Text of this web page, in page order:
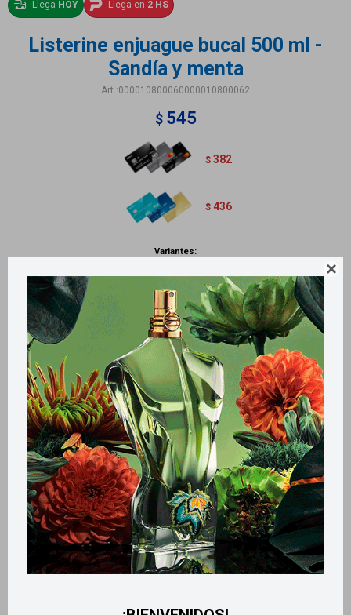

Llega HOY Llega en 2 HS
Listerine enjuague bucal 500 ml -
Sandía y menta
000010800060000010800062
$ 545
$ 382
$ 436
Variantes:
Métodos y costos de envío
Retiros gratuitos en tiendas
Productos que te pueden interesar